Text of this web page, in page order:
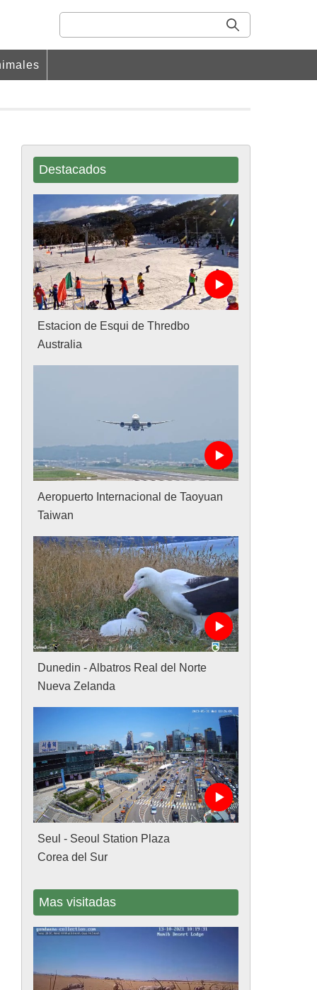
Destacados
Estacion de Esqui de Thredbo
Australia
Aeropuerto Internacional de Taoyuan
Taiwan
Dunedin - Albatros Real del Norte
Nueva Zelanda
Seul - Seoul Station Plaza
Corea del Sur
Mas visitadas